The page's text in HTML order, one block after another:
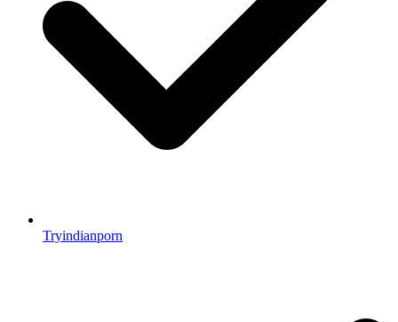
Tryindianporn